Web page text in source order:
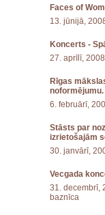
Faces of
13. jūnijā,
Koncerts -
27. aprīlī,
Rīgas
noformējumu.
6. februārī,
Stāsts par
izrietošajām
30. janvārī,
Vecgada
31. decembrī,
baznīca